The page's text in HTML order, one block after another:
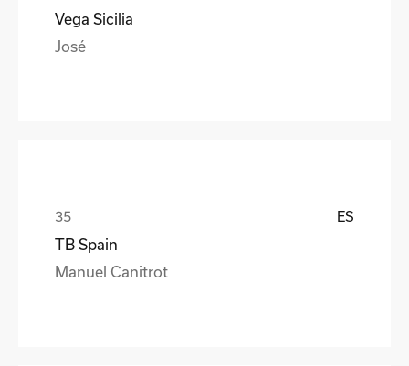
Vega Sicilia
José
ES
TB Spain
Manuel Canitrot